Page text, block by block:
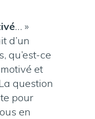
… »
d’un
qu’est-ce
et
question
pour
en